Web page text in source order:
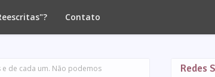
Contato
de cada um. Não podemos Redes